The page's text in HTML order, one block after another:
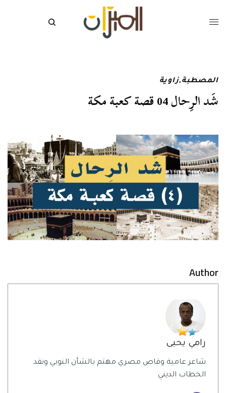
المصطبة,زاوية
شَد الرِحال 04 قصة كعبة مكة
Author
رامي يحيى
شاعر عامية وقاص مصري مهتم بالشأن النوبي ونقد
الخطاب الديني